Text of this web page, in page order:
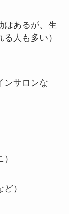
あるが、生
人も多い）
ンサロンな
）